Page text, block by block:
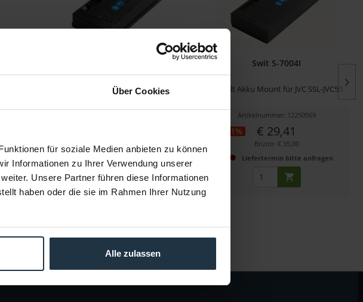
Über Cookies
für soziale Medien anbieten zu können
Informationen zu Ihrer Verwendung unserer
Unsere Partner führen diese Informationen
haben oder die sie im Rahmen Ihrer Nutzung
Alle zulassen
V-
7,2Volt Akku Mount für Canon DSLR-
Swit S-7004I
7,2Volt Akku Mount für JVC SSL-JVC50
Artikelnummer: 12250569
-21% € 29,41
Brutto: € 35,00
Liefertermin bitte anfragen